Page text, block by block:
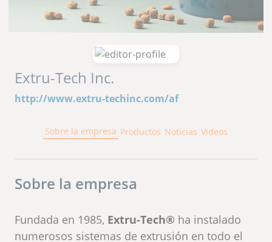
Extru-Tech Inc.
http://www.extru-techinc.com/af
Sobre la empresa Productos Noticias Videos
Sobre la empresa
Fundada en 1985, Extru-Tech® ha instalado
numerosos sistemas de extrusión en todo el